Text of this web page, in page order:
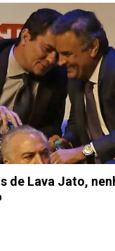
de Lava Jato,